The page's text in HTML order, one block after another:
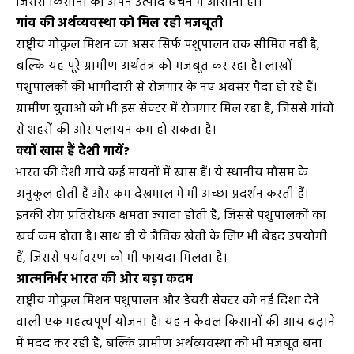
गांव की अर्थव्यवस्था को मिल रही मजबूती
राष्ट्रीय गोकुल मिशन का असर सिर्फ पशुपालन तक सीमित नहीं है,
बल्कि यह पूरे ग्रामीण अर्थतंत्र को मजबूत कर रहा है। लाखों
पशुपालकों की भागीदारी से रोजगार के नए अवसर पैदा हो रहे हैं।
ग्रामीण युवाओं को भी इस सेक्टर में रोजगार मिल रहा है, जिससे गांवों
से शहरों की ओर पलायन कम हो सकता है।
क्यों खास हैं देशी गायें?
भारत की देशी गायें कई मायनों में खास हैं। ये स्थानीय मौसम के
अनुकूल होती हैं और कम देखभाल में भी अच्छा प्रदर्शन करती हैं।
इनकी रोग प्रतिरोधक क्षमता ज्यादा होती है, जिससे पशुपालकों का
खर्च कम होता है। साथ ही ये जैविक खेती के लिए भी बेहद उपयोगी
हैं, जिससे पर्यावरण को भी फायदा मिलता है।
आत्मनिर्भर भारत की ओर बड़ा कदम
राष्ट्रीय गोकुल मिशन पशुपालन और डेयरी सेक्टर को नई दिशा देने
वाली एक महत्वपूर्ण योजना है। यह न केवल किसानों की आय बढ़ाने
में मदद कर रही है, बल्कि ग्रामीण अर्थव्यवस्था को भी मजबूत बना